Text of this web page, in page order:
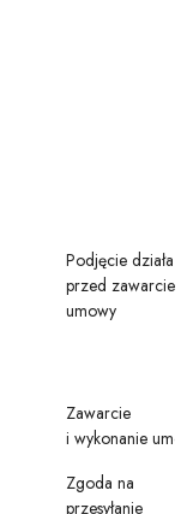
Podjęcie działań
przed zawarciem
umowy
Zawarcie
i wykonanie
Zgoda na
przesyłanie